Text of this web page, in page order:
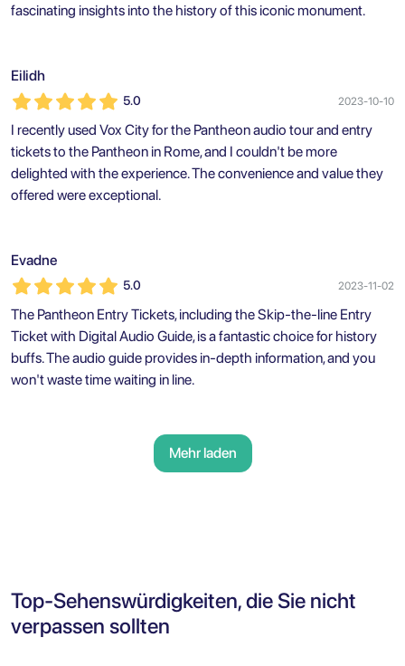
fascinating insights into the history of this iconic monument.
Eilidh
5.0 2023-10-10
I recently used Vox City for the Pantheon audio tour and entry
tickets to the Pantheon in Rome, and I couldn't be more
delighted with the experience. The convenience and value they
offered were exceptional.
Evadne
5.0 2023-11-02
The Pantheon Entry Tickets, including the Skip-the-line Entry
Ticket with Digital Audio Guide, is a fantastic choice for history
buffs. The audio guide provides in-depth information, and you
won't waste time waiting in line.
Mehr laden
Top-Sehenswürdigkeiten, die Sie nicht
verpassen sollten